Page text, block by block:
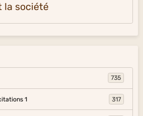
la société
735
1 317